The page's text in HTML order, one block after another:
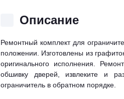
Описание
Ремонтный комплект для
положении. Изготовлены из
оригинального исполнения.
обшивку дверей, извлеките и
ограничитель в обратном порядке.